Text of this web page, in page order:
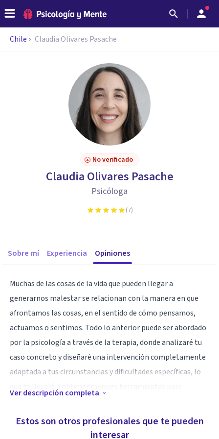
Chile Claudia Olivares Pasache
No verificado
Claudia Olivares Pasache
Psicóloga
(7)
Sobre mí Experiencia Opiniones
Muchas de las cosas de la vida que pueden llegar a
generarnos malestar se relacionan con la manera en que
afrontamos las cosas, en el sentido de cómo pensamos,
actuamos o sentimos. Todo lo anterior puede ser abordado
por la psicología a través de la terapia, donde analizaré tu
caso concreto y diseñaré una intervención completamente
adaptada a tus circunstancias y dificultades específicas, lo
Especialidad
Ver descripción completa
Estos son otros profesionales que te pueden
interesar